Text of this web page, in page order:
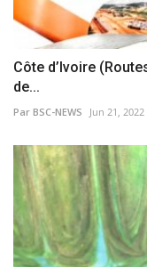
Côte d’Ivoire
de...
Par BSC-NEWS Jun 21, 2022